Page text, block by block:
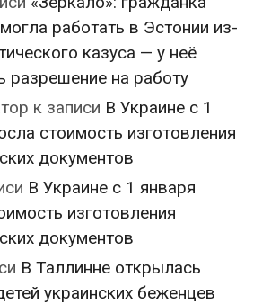
работать в Эстонии из-
казуса — у неё
разрешение на работу
к записи В Украине с 1
стоимость изготовления
документов
В Украине с 1 января
изготовления
документов
В Таллинне открылась
украинских беженцев